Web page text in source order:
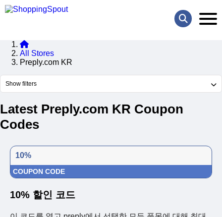
All Stores
Preply.com KR
Show filters
Latest Preply.com KR Coupon
Codes
10%
COUPON CODE
10% 할인 코드